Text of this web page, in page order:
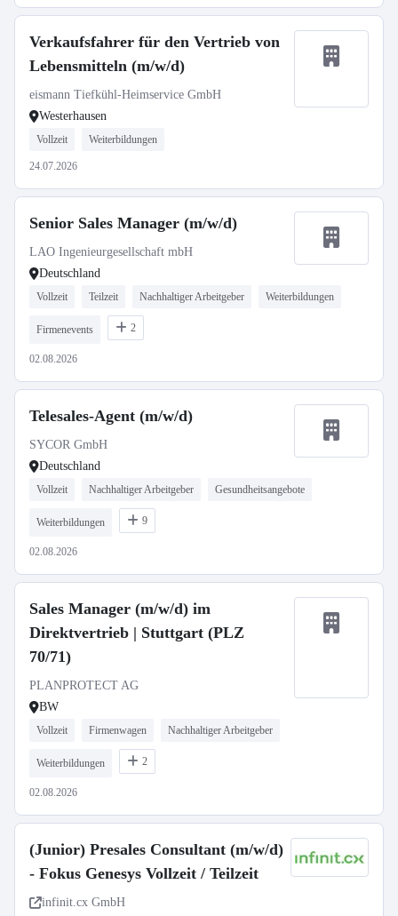
Verkaufsfahrer für den Vertrieb von
Lebensmitteln (m/w/d)
eismann Tiefkühl-Heimservice GmbH
Westerhausen
Vollzeit Weiterbildungen
24.07.2026
Senior Sales Manager (m/w/d)
LAO Ingenieurgesellschaft mbH
Deutschland
Vollzeit Teilzeit Nachhaltiger Arbeitgeber Weiterbildungen
Firmenevents 2
02.08.2026
Telesales-Agent (m/w/d)
SYCOR GmbH
Deutschland
Vollzeit Nachhaltiger Arbeitgeber Gesundheitsangebote
Weiterbildungen 9
02.08.2026
Sales Manager (m/w/d) im
Direktvertrieb | Stuttgart (PLZ
70/71)
PLANPROTECT AG
BW
Vollzeit Firmenwagen Nachhaltiger Arbeitgeber
Weiterbildungen 2
02.08.2026
(Junior) Presales Consultant (m/w/d)
- Fokus Genesys Vollzeit / Teilzeit
infinit.cx GmbH